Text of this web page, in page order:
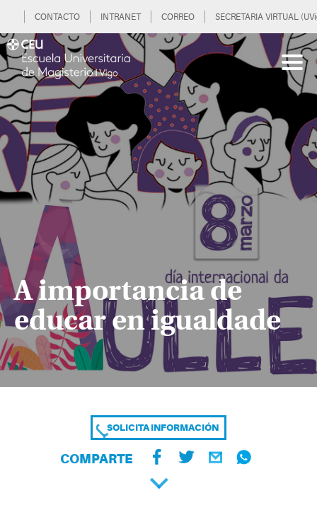
CONTACTO INTRANET CORREO SECRETARIA VIRTUAL
A importancia de
educar en igualdade
SOLICITA INFORMACIÓN
COMPARTE